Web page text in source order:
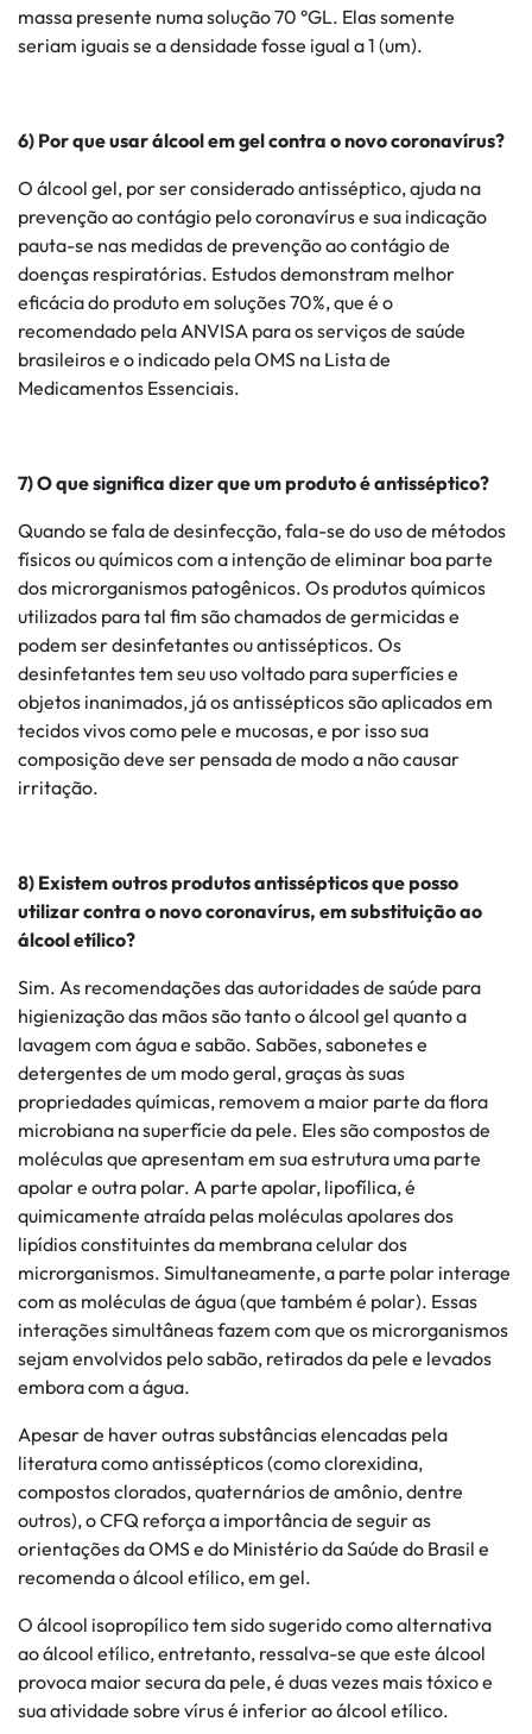
massa presente numa solução 70 °GL. Elas somente
seriam iguais se a densidade fosse igual a 1 (um).
6) Por que usar álcool em gel contra o novo coronavírus?
O álcool gel, por ser considerado antisséptico, ajuda na
prevenção ao contágio pelo coronavírus e sua indicação
pauta-se nas medidas de prevenção ao contágio de
doenças respiratórias. Estudos demonstram melhor
eficácia do produto em soluções 70%, que é o
recomendado pela ANVISA para os serviços de saúde
brasileiros e o indicado pela OMS na Lista de
Medicamentos Essenciais.
7) O que significa dizer que um produto é antisséptico?
Quando se fala de desinfecção, fala-se do uso de métodos
físicos ou químicos com a intenção de eliminar boa parte
dos microrganismos patogênicos. Os produtos químicos
utilizados para tal fim são chamados de germicidas e
podem ser desinfetantes ou antissépticos. Os
desinfetantes tem seu uso voltado para superfícies e
objetos inanimados, já os antissépticos são aplicados em
tecidos vivos como pele e mucosas, e por isso sua
composição deve ser pensada de modo a não causar
irritação.
8) Existem outros produtos antissépticos que posso
utilizar contra o novo coronavírus, em substituição ao
álcool etílico?
Sim. As recomendações das autoridades de saúde para
higienização das mãos são tanto o álcool gel quanto a
lavagem com água e sabão. Sabões, sabonetes e
detergentes de um modo geral, graças às suas
propriedades químicas, removem a maior parte da flora
microbiana na superfície da pele. Eles são compostos de
moléculas que apresentam em sua estrutura uma parte
apolar e outra polar. A parte apolar, lipofílica, é
quimicamente atraída pelas moléculas apolares dos
lipídios constituintes da membrana celular dos
microrganismos. Simultaneamente, a parte polar interage
com as moléculas de água (que também é polar). Essas
interações simultâneas fazem com que os microrganismos
sejam envolvidos pelo sabão, retirados da pele e levados
embora com a água.
Apesar de haver outras substâncias elencadas pela
literatura como antissépticos (como clorexidina,
compostos clorados, quaternários de amônio, dentre
outros), o CFQ reforça a importância de seguir as
orientações da OMS e do Ministério da Saúde do Brasil e
recomenda o álcool etílico, em gel.
O álcool isopropílico tem sido sugerido como alternativa
ao álcool etílico, entretanto, ressalva-se que este álcool
provoca maior secura da pele, é duas vezes mais tóxico e
sua atividade sobre vírus é inferior ao álcool etílico.